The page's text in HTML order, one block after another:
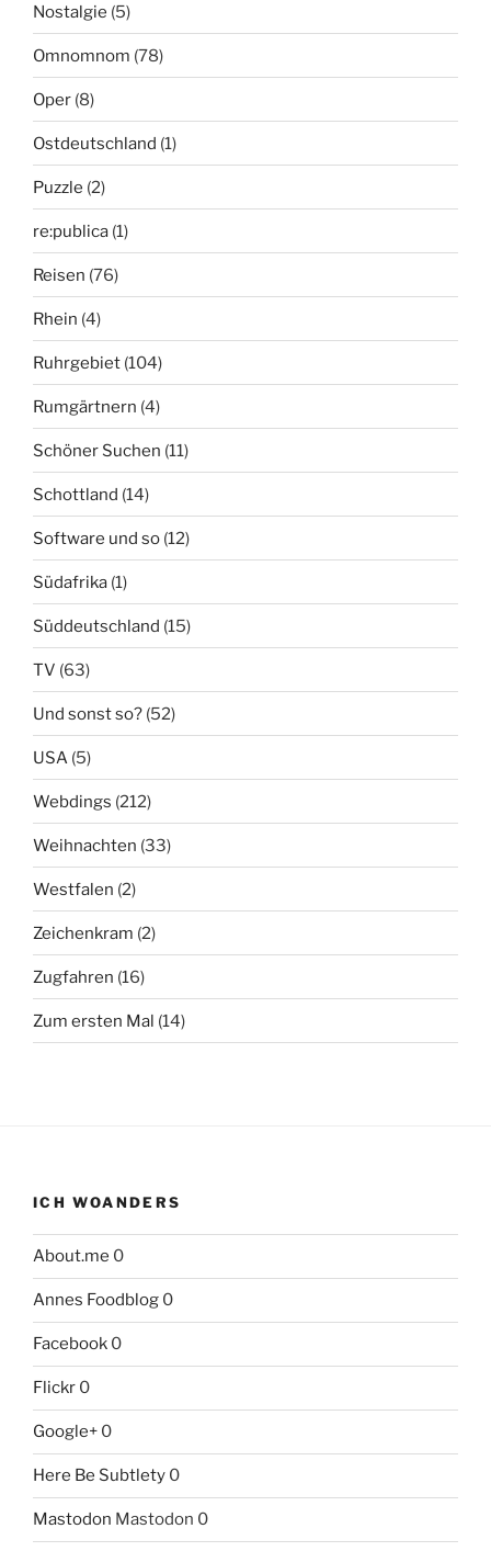
Nostalgie (5)
Omnomnom (78)
Oper (8)
Ostdeutschland (1)
Puzzle (2)
re:publica (1)
Reisen (76)
Rhein (4)
Ruhrgebiet (104)
Rumgärtnern (4)
Schöner Suchen (11)
Schottland (14)
Software und so (12)
Südafrika (1)
Süddeutschland (15)
TV (63)
Und sonst so? (52)
USA (5)
Webdings (212)
Weihnachten (33)
Westfalen (2)
Zeichenkram (2)
Zugfahren (16)
Zum ersten Mal (14)
ICH WOANDERS
About.me 0
Annes Foodblog 0
Facebook 0
Flickr 0
Google+ 0
Here Be Subtlety 0
Mastodon Mastodon 0